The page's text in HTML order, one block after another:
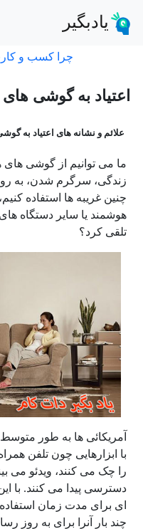
یادبگیر
چرا کسب و
اعتیاد به گوشی
علائم و نشانه های اعتیاد به
ما می توانیم از گوشی
زندگی، سرگرم شدن، به روز
چنین غریبه ها استفاده
هوشمند یا سایر دستگاه
تلقی کرد؟
با ابزارهایی چون تلفن
را چک می کنند، ویدئو می
دسترسی پیدا می کنند. با
ای برای مدت زمان
چند بار آنرا برای به روز